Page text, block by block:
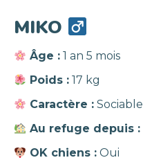
MIKO
Âge : 1 an 5 mois
Poids : 17 kg
Caractère : Sociable
Au refuge depuis :
OK chiens : Oui